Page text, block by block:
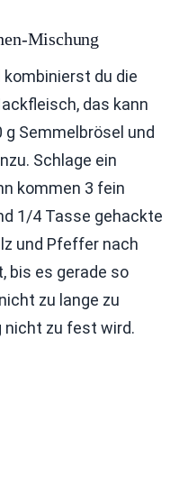
Mischung
kombinierst du die
das kann
g Semmelbrösel und
Schlage ein
kommen 3 fein
1/4 Tasse gehackte
und Pfeffer nach
bis es gerade so
zu lange zu
nicht zu fest wird.